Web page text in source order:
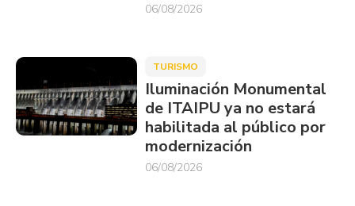
06/08/2026
TURISMO
Iluminación Monumental
de ITAIPU ya no estará
habilitada al público por
modernización
06/08/2026